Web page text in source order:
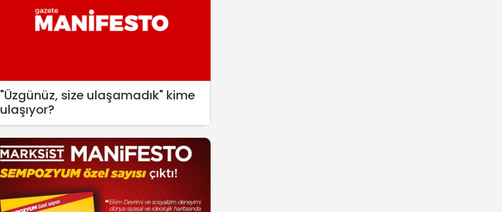
"Üzgünüz, size ulaşamadık" kime
ulaşıyor?